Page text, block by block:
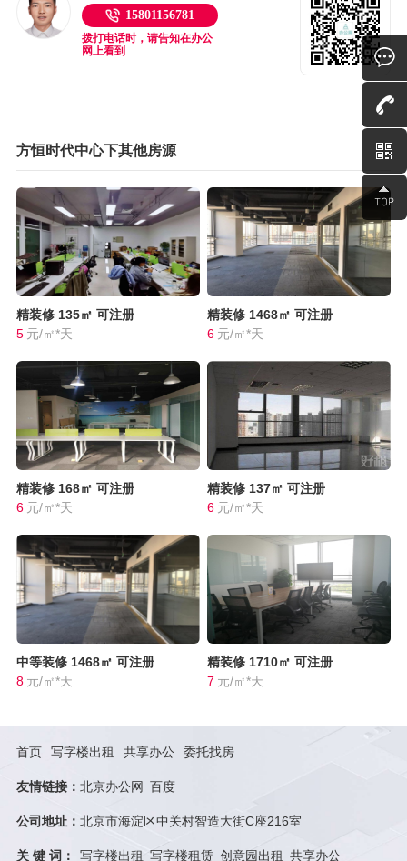
15801156781
拨打电话时，请告知在办公
网上看到
方恒时代中心下其他房源
精装修 135㎡ 可注册
5 元/㎡*天
精装修 1468㎡ 可注册
6 元/㎡*天
精装修 168㎡ 可注册
6 元/㎡*天
精装修 137㎡ 可注册
6 元/㎡*天
中等装修 1468㎡ 可注册
8 元/㎡*天
精装修 1710㎡ 可注册
7 元/㎡*天
首页 写字楼出租 共享办公 委托找房
友情链接： 北京办公网 百度
公司地址： 北京市海淀区中关村智造大街C座216室
关 键 词： 写字楼出租 写字楼租赁 创意园出租 共享办公